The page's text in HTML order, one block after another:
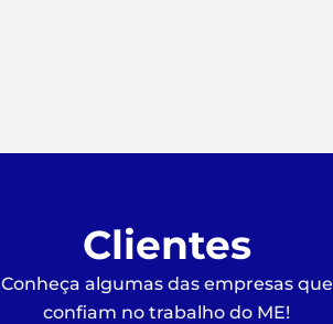
Clientes
Conheça algumas das empresas que
confiam no trabalho do ME!